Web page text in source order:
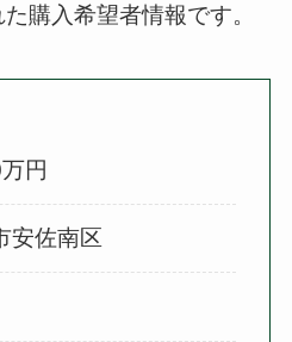
購入希望者情報です。
円
佐南区